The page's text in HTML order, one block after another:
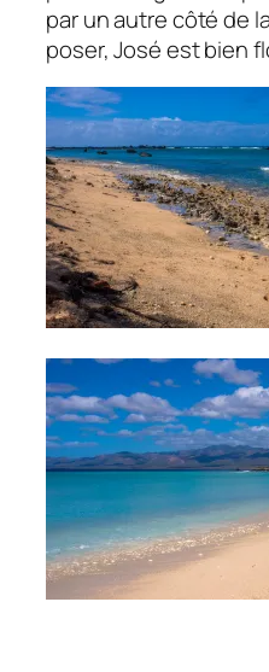
par un autre côté de
poser, José est bien